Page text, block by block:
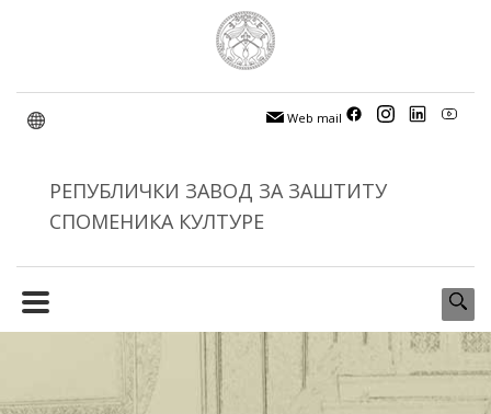
Web mail
РЕПУБЛИЧКИ ЗАВОД ЗА ЗАШТИТУ
СПОМЕНИКА КУЛТУРЕ